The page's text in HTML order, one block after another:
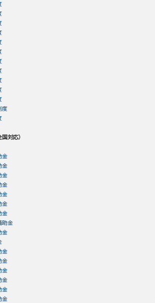
度
対応）
金
金
金
金
金
金
金
助金
金
金
金
金
金
金
金